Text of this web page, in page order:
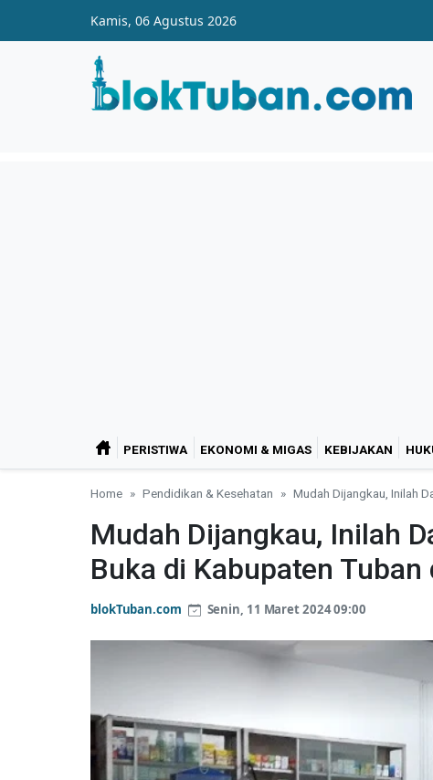
Kamis, 06 Agustus 2026
PERISTIWA EKONOMI & MIGAS KEBIJAKAN
Home Pendidikan & Kesehatan Mudah Dijangkau, Inilah
Mudah Dijangkau, Inilah
Buka di Kabupaten
blokTuban.com Senin, 11 Maret 2024 09:00